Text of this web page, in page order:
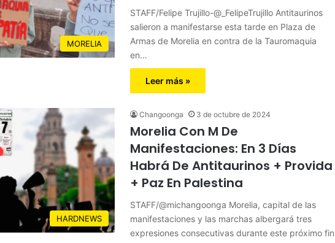
MORELIA
STAFF/Felipe Trujillo-@_FelipeTrujillo Antitaurinos
salieron a manifestarse esta tarde en Plaza de
Armas de Morelia en contra de la Tauromaquia
en…
Leer más »
HARDNEWS
Changoonga 3 de octubre de 2024
Morelia Con M De
Manifestaciones: En 3 Días
Habrá De Antitaurinos + Provida
+ Paz En Palestina
STAFF/@michangoonga Morelia, capital de las
manifestaciones y las marchas albergará tres
expresiones consecutivas durante este próximo fin